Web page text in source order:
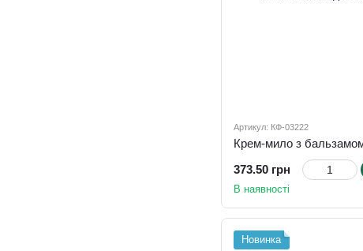
Артикул: КФ-03222
373.50 грн
В наявності
Новинка